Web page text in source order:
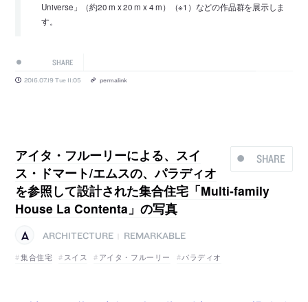
Universe」（約20 m x 20 m x 4 m）（※1）などの作品群を展示しま
す。
SHARE
2016.07.19 Tue 11:05 permalink
SHARE
アイタ・フルーリーによる、スイ
ス・ドマート/エムスの、パラディオ
を参照して設計された集合住宅「Multi-family
House La Contenta」の写真
ARCHITECTURE
REMARKABLE
集合住宅
スイス アイタ・フルーリー パラディオ